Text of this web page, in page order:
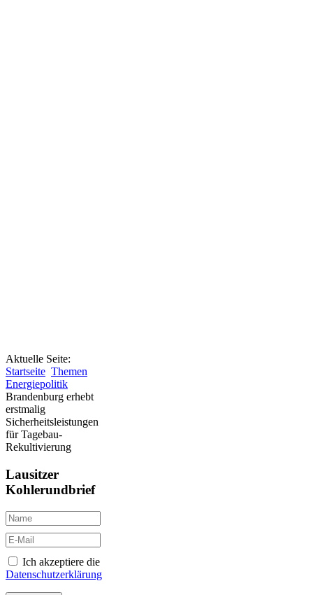
Aktuelle Seite:
Startseite Themen
Energiepolitik
Brandenburg erhebt
erstmalig
Sicherheitsleistungen
für Tagebau-
Rekultivierung
Lausitzer
Kohlerundbrief
Ich akzeptiere die
Datenschutzerklärung